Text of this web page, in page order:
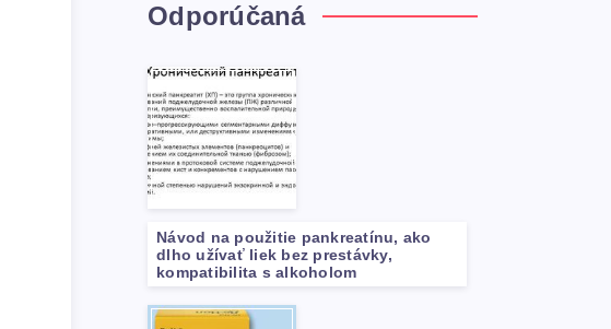
Odporúčaná
Návod na použitie pankreatínu, ako
dlho užívať liek bez prestávky,
kompatibilita s alkoholom